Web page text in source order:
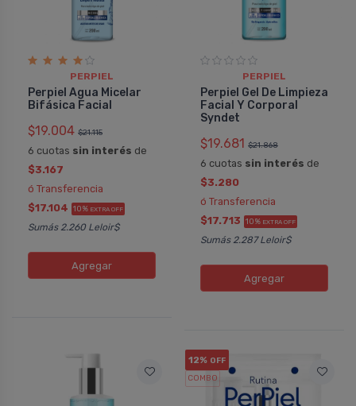
PERPIEL
Perpiel Agua Micelar
Bifásica Facial
$19.004 $21.115
6 cuotas sin interés de
$3.167
ó Transferencia
$17.104 10% EXTRA OFF
Sumás 2.260 Leloir$
Agregar
PERPIEL
Perpiel Gel De Limpieza
Facial Y Corporal
Syndet
$19.681 $21.868
6 cuotas sin interés de
$3.280
ó Transferencia
$17.713 10% EXTRA OFF
Sumás 2.287 Leloir$
Agregar
12% OFF
COMBO